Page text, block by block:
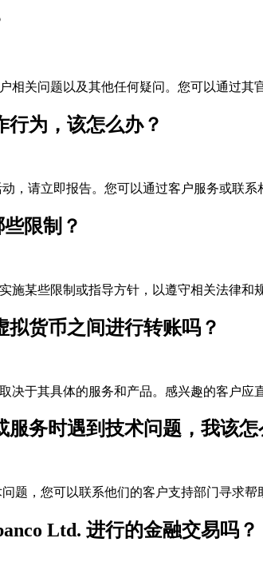
相关问题以及其他任何疑问。您可以通过其
为，该怎么办？
，请立即报告。您可以通过客户服务或联
限制？
施某些限制或指导方针，以遵守相关法律
货币之间进行转账吗？
决于其具体的服务和产品。感兴趣的客户应
务时遇到技术问题，我该怎
题，您可以联系他们的客户支持部门寻求
Ltd. 进行的金融交易吗？